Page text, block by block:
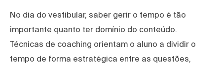
No dia do vestibular, saber gerir o tempo é tão
importante quanto ter domínio do conteúdo.
Técnicas de coaching orientam o aluno a dividir o
tempo de forma estratégica entre as questões,